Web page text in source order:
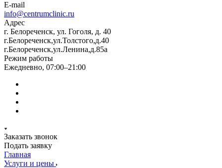
E-mail
info@centrumclinic.ru
Адрес
г. Белореченск, ул. Гоголя, д. 40
г.Белореченск,ул.Толстого,д.40
г.Белореченск,ул.Ленина,д.85а
Режим работы
Ежедневно, 07:00–21:00
Заказать звонок
Подать заявку
Главная
Услуги и цены